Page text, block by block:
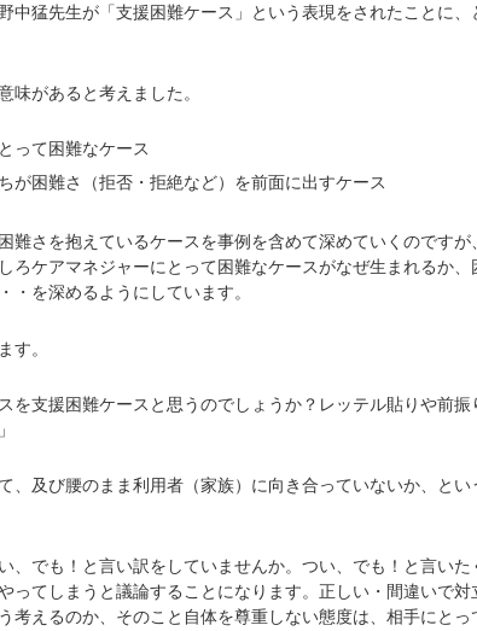
中猛先生が「支援困難ケース」という表現をされたことに、
があると考えました。
って困難なケース
が困難さ（拒否・拒絶など）を前面に出すケース
難さを抱えているケースを事例を含めて深めていくのですが
ろケアマネジャーにとって困難なケースがなぜ生まれるか、
・を深めるようにしています。
す。
を支援困難ケースと思うのでしょうか？レッテル貼りや前振
、及び腰のまま利用者（家族）に向き合っていないか、とい
、でも！と言い訳をしていませんか。つい、でも！と言いた
ってしまうと議論することになります。正しい・間違いで対
考えるのか、そのこと自体を尊重しない態度は、相手にとっ